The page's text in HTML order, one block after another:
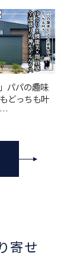
パパの趣味
どっちも叶
…
寄せ